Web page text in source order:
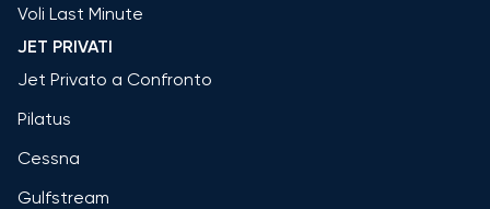
Voli Last Minute
JET PRIVATI
Jet Privato a Confronto
Pilatus
Cessna
Gulfstream